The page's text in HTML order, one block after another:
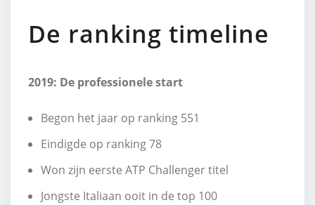
De ranking timeline
2019: De professionele start
Begon het jaar op ranking 551
Eindigde op ranking 78
Won zijn eerste ATP Challenger titel
Jongste Italiaan ooit in de top 100